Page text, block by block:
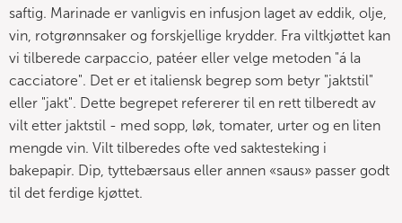
saftig. Marinade er vanligvis en infusjon laget av eddik, olje,
vin, rotgrønnsaker og forskjellige krydder. Fra viltkjøttet kan
vi tilberede carpaccio, patéer eller velge metoden "á la
cacciatore". Det er et italiensk begrep som betyr "jaktstil"
eller "jakt". Dette begrepet refererer til en rett tilberedt av
vilt etter jaktstil - med sopp, løk, tomater, urter og en liten
mengde vin. Vilt tilberedes ofte ved saktesteking i
bakepapir. Dip, tyttebærsaus eller annen «saus» passer godt
til det ferdige kjøttet.